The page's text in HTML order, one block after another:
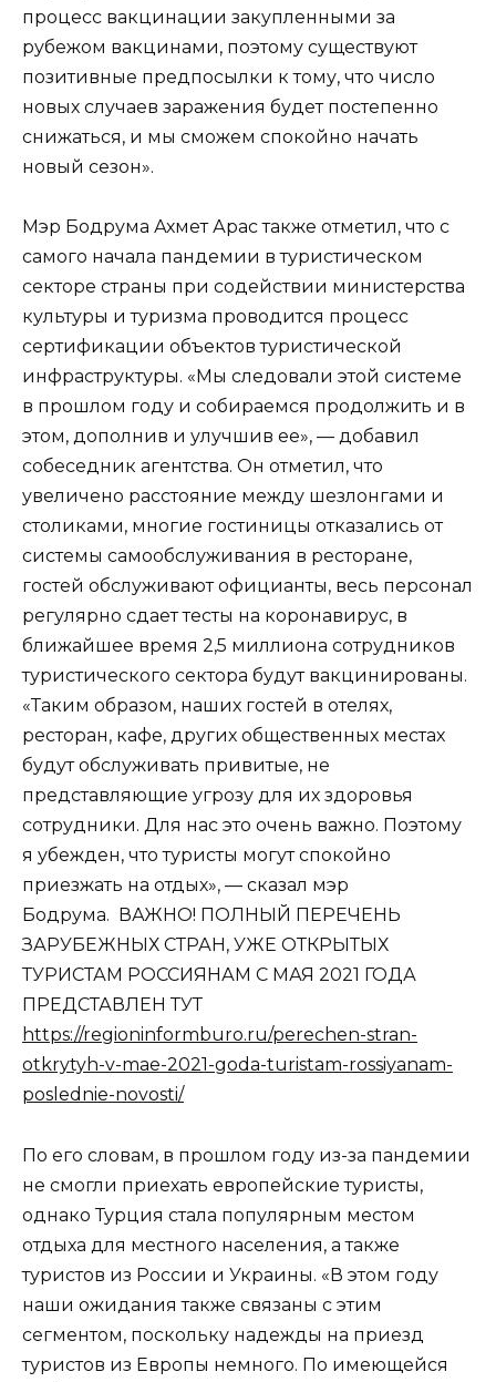
процесс вакцинации закупленными за
рубежом вакцинами, поэтому существуют
позитивные предпосылки к тому, что число
новых случаев заражения будет постепенно
снижаться, и мы сможем спокойно начать
новый сезон».
Мэр Бодрума Ахмет Арас также отметил, что с
самого начала пандемии в туристическом
секторе страны при содействии министерства
культуры и туризма проводится процесс
сертификации объектов туристической
инфраструктуры. «Мы следовали этой системе
в прошлом году и собираемся продолжить и в
этом, дополнив и улучшив ее», — добавил
собеседник агентства. Он отметил, что
увеличено расстояние между шезлонгами и
столиками, многие гостиницы отказались от
системы самообслуживания в ресторане,
гостей обслуживают официанты, весь персонал
регулярно сдает тесты на коронавирус, в
ближайшее время 2,5 миллиона сотрудников
туристического сектора будут вакцинированы.
«Таким образом, наших гостей в отелях,
ресторан, кафе, других общественных местах
будут обслуживать привитые, не
представляющие угрозу для их здоровья
сотрудники. Для нас это очень важно. Поэтому
я убежден, что туристы могут спокойно
приезжать на отдых», — сказал мэр
Бодрума. ВАЖНО! ПОЛНЫЙ ПЕРЕЧЕНЬ
ЗАРУБЕЖНЫХ СТРАН, УЖЕ ОТКРЫТЫХ
ТУРИСТАМ РОССИЯНАМ С МАЯ 2021 ГОДА
ПРЕДСТАВЛЕН ТУТ
https://regioninformburo.ru/perechen-stran-
otkrytyh-v-mae-2021-goda-turistam-rossiyanam-
poslednie-novosti/
По его словам, в прошлом году из-за пандемии
не смогли приехать европейские туристы,
однако Турция стала популярным местом
отдыха для местного населения, а также
туристов из России и Украины. «В этом году
наши ожидания также связаны с этим
сегментом, поскольку надежды на приезд
туристов из Европы немного. По имеющейся